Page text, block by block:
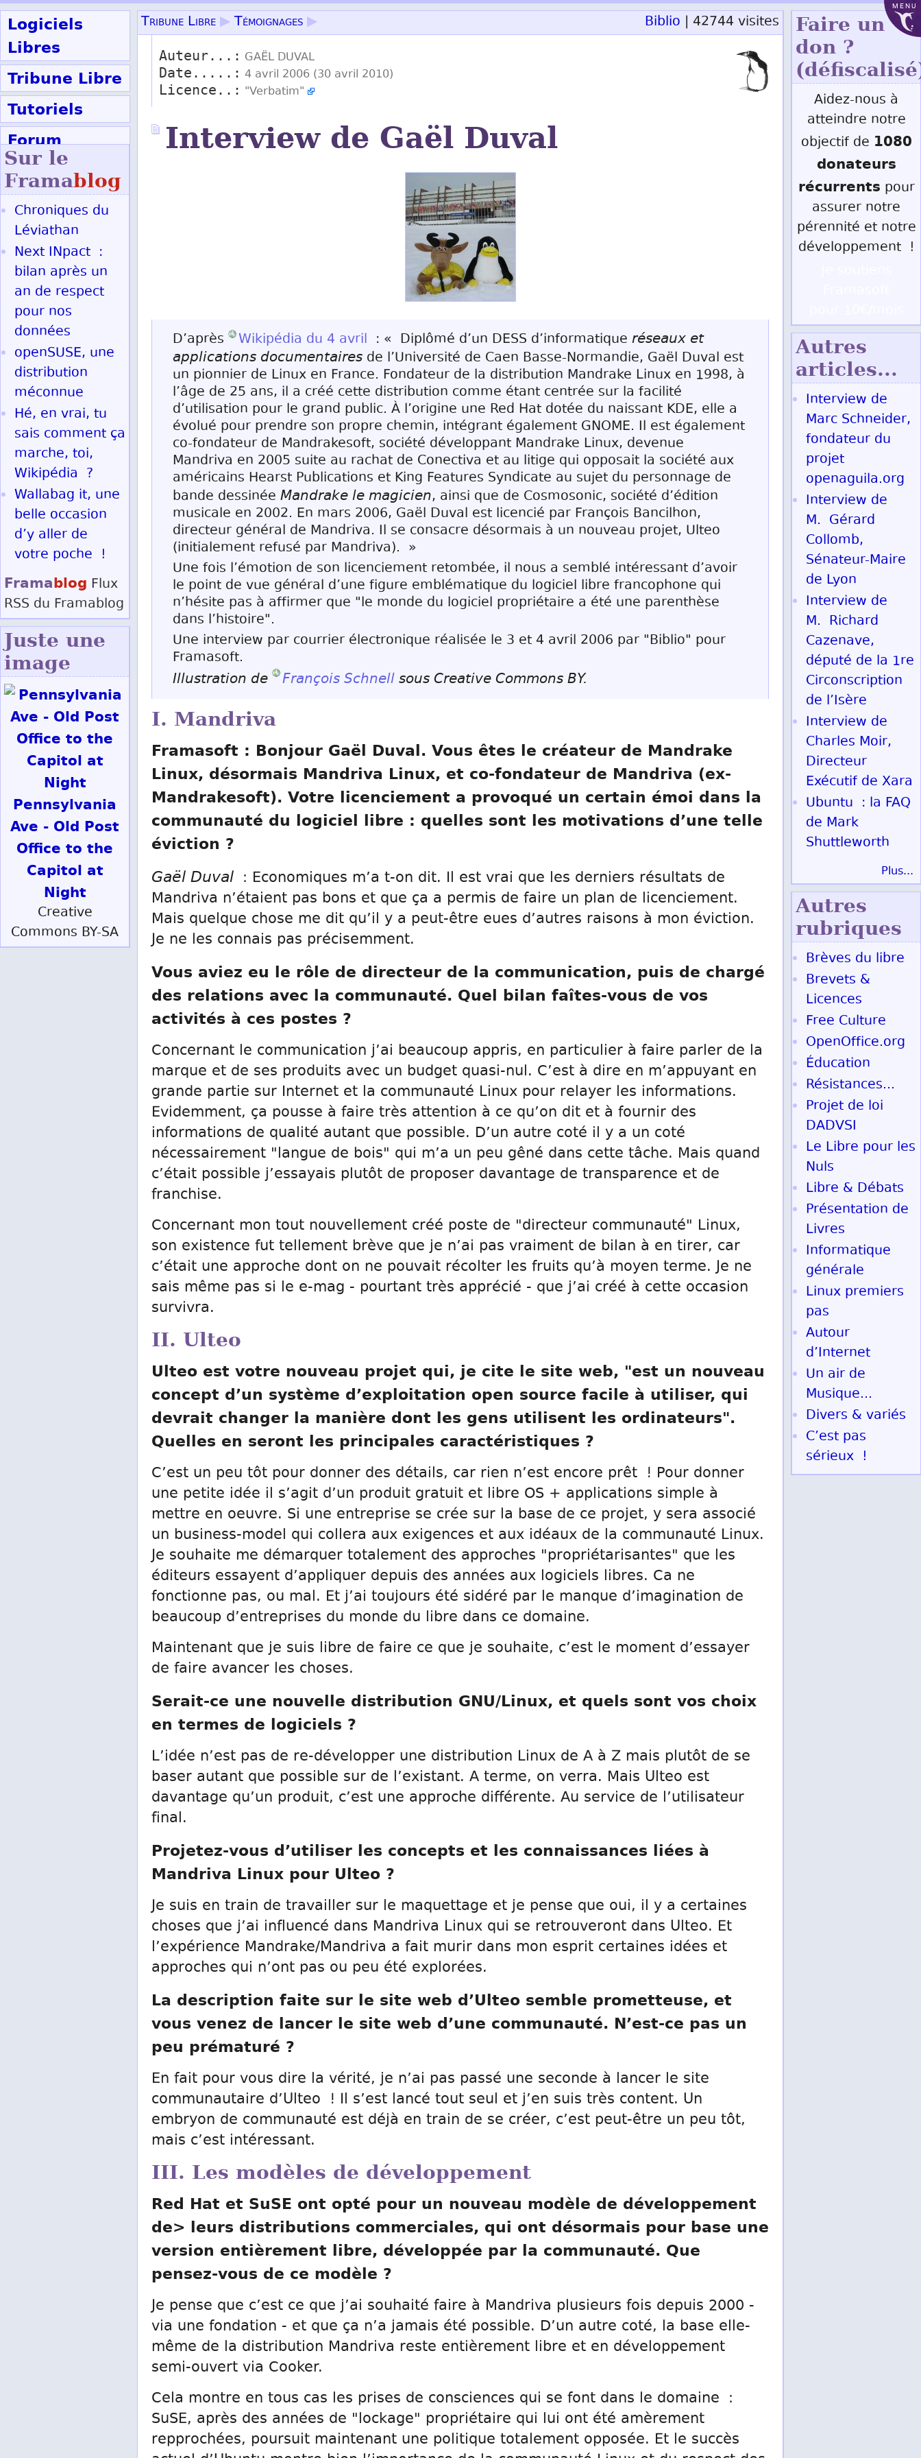
MENU
Logiciels
Libres
Tribune Libre
Tutoriels
Forum
Participer
Tribune Libre ▶ Témoignages ▶ Biblio | 42744 visites
Auteur...: GAËL DUVAL
Date.....: 4 avril 2006 (30 avril 2010)
Licence..: "Verbatim"
Interview de Gaël Duval
D’après Wikipédia du 4 avril : « Diplômé d’un DESS d’informatique réseaux et
applications documentaires de l’Université de Caen Basse-Normandie, Gaël Duval est
un pionnier de Linux en France. Fondateur de la distribution Mandrake Linux en 1998, à
l’âge de 25 ans, il a créé cette distribution comme étant centrée sur la facilité
d’utilisation pour le grand public. À l’origine une Red Hat dotée du naissant KDE, elle a
évolué pour prendre son propre chemin, intégrant également GNOME. Il est également
co-fondateur de Mandrakesoft, société développant Mandrake Linux, devenue
Mandriva en 2005 suite au rachat de Conectiva et au litige qui opposait la société aux
américains Hearst Publications et King Features Syndicate au sujet du personnage de
bande dessinée Mandrake le magicien, ainsi que de Cosmosonic, société d’édition
musicale en 2002. En mars 2006, Gaël Duval est licencié par François Bancilhon,
directeur général de Mandriva. Il se consacre désormais à un nouveau projet, Ulteo
(initialement refusé par Mandriva). »
Une fois l’émotion de son licenciement retombée, il nous a semblé intéressant d’avoir
le point de vue général d’une figure emblématique du logiciel libre francophone qui
n’hésite pas à affirmer que "le monde du logiciel propriétaire a été une parenthèse
dans l’histoire".
Une interview par courrier électronique réalisée le 3 et 4 avril 2006 par "Biblio" pour
Framasoft.
Illustration de François Schnell sous Creative Commons BY.
I. Mandriva
Framasoft : Bonjour Gaël Duval. Vous êtes le créateur de Mandrake
Linux, désormais Mandriva Linux, et co-fondateur de Mandriva (ex-
Mandrakesoft). Votre licenciement a provoqué un certain émoi dans la
communauté du logiciel libre : quelles sont les motivations d’une telle
éviction ?
Gaël Duval : Economiques m’a t-on dit. Il est vrai que les derniers résultats de
Mandriva n’étaient pas bons et que ça a permis de faire un plan de licenciement.
Mais quelque chose me dit qu’il y a peut-être eues d’autres raisons à mon éviction.
Je ne les connais pas précisemment.
Vous aviez eu le rôle de directeur de la communication, puis de chargé
des relations avec la communauté. Quel bilan faîtes-vous de vos
activités à ces postes ?
Concernant le communication j’ai beaucoup appris, en particulier à faire parler de la
marque et de ses produits avec un budget quasi-nul. C’est à dire en m’appuyant en
grande partie sur Internet et la communauté Linux pour relayer les informations.
Evidemment, ça pousse à faire très attention à ce qu’on dit et à fournir des
informations de qualité autant que possible. D’un autre coté il y a un coté
nécessairement "langue de bois" qui m’a un peu gêné dans cette tâche. Mais quand
c’était possible j’essayais plutôt de proposer davantage de transparence et de
franchise.
Concernant mon tout nouvellement créé poste de "directeur communauté" Linux,
son existence fut tellement brève que je n’ai pas vraiment de bilan à en tirer, car
c’était une approche dont on ne pouvait récolter les fruits qu’à moyen terme. Je ne
sais même pas si le e-mag - pourtant très apprécié - que j’ai créé à cette occasion
survivra.
II. Ulteo
Ulteo est votre nouveau projet qui, je cite le site web, "est un nouveau
concept d’un système d’exploitation open source facile à utiliser, qui
devrait changer la manière dont les gens utilisent les ordinateurs".
Quelles en seront les principales caractéristiques ?
C’est un peu tôt pour donner des détails, car rien n’est encore prêt ! Pour donner
une petite idée il s’agit d’un produit gratuit et libre OS + applications simple à
mettre en oeuvre. Si une entreprise se crée sur la base de ce projet, y sera associé
un business-model qui collera aux exigences et aux idéaux de la communauté Linux.
Je souhaite me démarquer totalement des approches "propriétarisantes" que les
éditeurs essayent d’appliquer depuis des années aux logiciels libres. Ca ne
fonctionne pas, ou mal. Et j’ai toujours été sidéré par le manque d’imagination de
beaucoup d’entreprises du monde du libre dans ce domaine.
Maintenant que je suis libre de faire ce que je souhaite, c’est le moment d’essayer
de faire avancer les choses.
Serait-ce une nouvelle distribution GNU/Linux, et quels sont vos choix
en termes de logiciels ?
L’idée n’est pas de re-développer une distribution Linux de A à Z mais plutôt de se
baser autant que possible sur de l’existant. A terme, on verra. Mais Ulteo est
davantage qu’un produit, c’est une approche différente. Au service de l’utilisateur
final.
Projetez-vous d’utiliser les concepts et les connaissances liées à
Mandriva Linux pour Ulteo ?
Je suis en train de travailler sur le maquettage et je pense que oui, il y a certaines
choses que j’ai influencé dans Mandriva Linux qui se retrouveront dans Ulteo. Et
l’expérience Mandrake/Mandriva a fait murir dans mon esprit certaines idées et
approches qui n’ont pas ou peu été explorées.
La description faite sur le site web d’Ulteo semble prometteuse, et
vous venez de lancer le site web d’une communauté. N’est-ce pas un
peu prématuré ?
En fait pour vous dire la vérité, je n’ai pas passé une seconde à lancer le site
communautaire d’Ulteo ! Il s’est lancé tout seul et j’en suis très content. Un
embryon de communauté est déjà en train de se créer, c’est peut-être un peu tôt,
mais c’est intéressant.
III. Les modèles de développement
Red Hat et SuSE ont opté pour un nouveau modèle de développement
de> leurs distributions commerciales, qui ont désormais pour base une
version entièrement libre, développée par la communauté. Que
pensez-vous de ce modèle ?
Je pense que c’est ce que j’ai souhaité faire à Mandriva plusieurs fois depuis 2000 -
via une fondation - et que ça n’a jamais été possible. D’un autre coté, la base elle-
même de la distribution Mandriva reste entièrement libre et en développement
semi-ouvert via Cooker.
Cela montre en tous cas les prises de consciences qui se font dans le domaine :
SuSE, après des années de "lockage" propriétaire qui lui ont été amèrement
repprochées, poursuit maintenant une politique totalement opposée. Et le succès
Faire un
don ?
Aidez-nous à
atteindre notre
objectif de 1080
donateurs
récurrents pour
assurer notre
pérennité et notre
développement !
Autres
articles...
Interview de
Marc Schneider,
fondateur du
projet
openaguila.org
Interview de
M. Gérard
Collomb,
Sénateur-Maire
de Lyon
Interview de
M. Richard
Cazenave,
député de la 1re
Circonscription
de l’Isère
Interview de
Charles Moir,
Directeur
Exécutif de Xara
Ubuntu : la FAQ
de Mark
Shuttleworth
Plus...
Autres
rubriques
Brèves du libre
Brevets &
Licences
Free Culture
OpenOffice.org
Éducation
Résistances...
Projet de loi
DADVSI
Le Libre pour les
Nuls
Libre & Débats
Présentation de
Livres
Informatique
générale
Linux premiers
pas
Autour
d’Internet
Un air de
Musique...
Divers & variés
C’est pas
sérieux !
Sur le
Framablog
Chroniques du
Léviathan
Next INpact :
bilan après un
an de respect
pour nos
données
openSUSE, une
distribution
méconnue
Hé, en vrai, tu
sais comment ça
marche, toi,
Wikipédia ?
Wallabag it, une
belle occasion
d’y aller de
votre poche !
Framablog Flux
RSS du Framablog
Juste une
image
Pennsylvania
Ave - Old Post
Office to the
Capitol at
Night
Creative
Commons BY-SA